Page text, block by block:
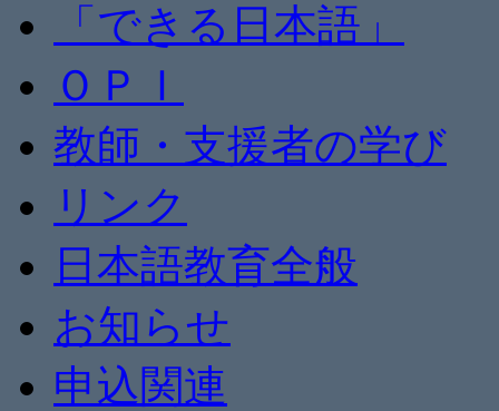
「できる日本語」
ＯＰＩ
教師・支援者の学び
リンク
日本語教育全般
お知らせ
申込関連